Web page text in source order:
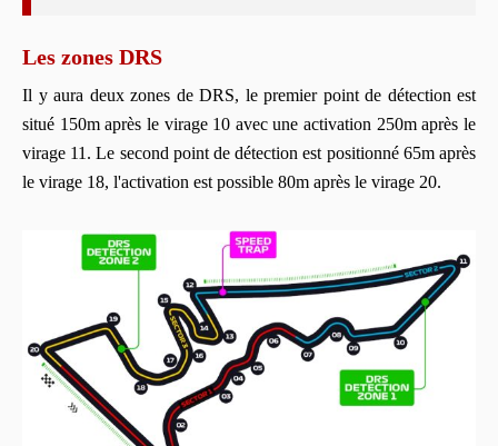
Les zones DRS
Il y aura deux zones de DRS, le premier point de détection est
situé 150m après le virage 10 avec une activation 250m après le
virage 11. Le second point de détection est positionné 65m après
le virage 18, l'activation est possible 80m après le virage 20.